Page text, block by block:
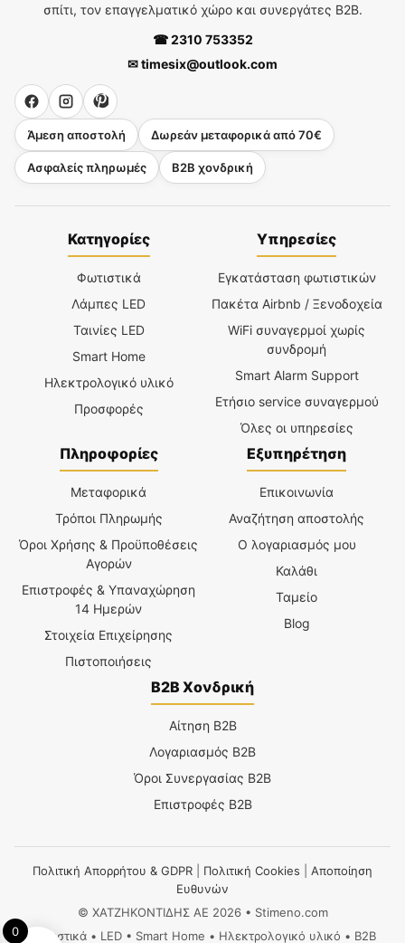
σπίτι, τον επαγγελματικό χώρο και συνεργάτες B2B.
☎ 2310 753352
✉ timesix@outlook.com
Άμεση αποστολή Δωρεάν μεταφορικά από 70€
Ασφαλείς πληρωμές B2B χονδρική
Κατηγορίες
Φωτιστικά
Λάμπες LED
Ταινίες LED
Smart Home
Ηλεκτρολογικό υλικό
Προσφορές
Υπηρεσίες
Εγκατάσταση φωτιστικών
Πακέτα Airbnb / Ξενοδοχεία
WiFi συναγερμοί χωρίς
συνδρομή
Smart Alarm Support
Ετήσιο service συναγερμού
Όλες οι υπηρεσίες
Πληροφορίες
Μεταφορικά
Τρόποι Πληρωμής
Όροι Χρήσης & Προϋποθέσεις
Αγορών
Επιστροφές & Υπαναχώρηση
14 Ημερών
Στοιχεία Επιχείρησης
Πιστοποιήσεις
Εξυπηρέτηση
Επικοινωνία
Αναζήτηση αποστολής
Ο λογαριασμός μου
Καλάθι
Ταμείο
Blog
B2B Χονδρική
Αίτηση B2B
Λογαριασμός B2B
Όροι Συνεργασίας B2B
Επιστροφές B2B
Πολιτική Απορρήτου & GDPR Πολιτική Cookies
Αποποίηση
Ευθυνών
© ΧΑΤΖΗΚΟΝΤΙΔΗΣ ΑΕ 2026 • Stimeno.com
Φωτιστικά • LED • Smart Home • Ηλεκτρολογικό υλικό • B2B
0